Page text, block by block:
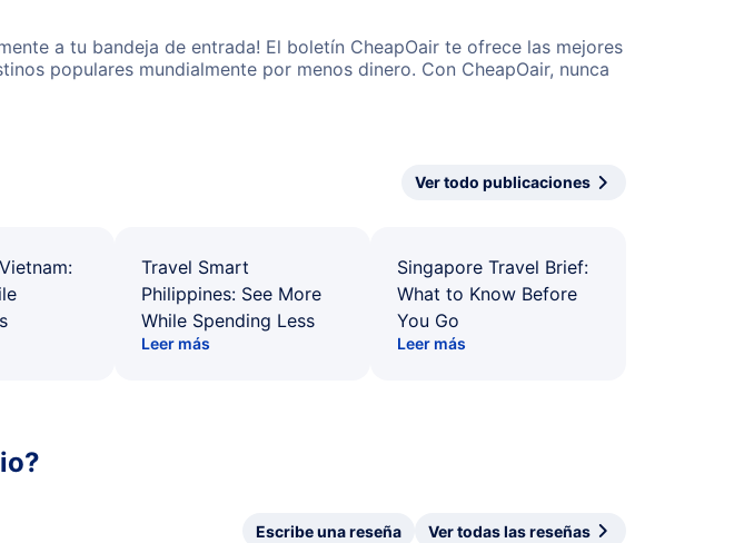
a tu bandeja de entrada! El boletín CheapOair te ofrece las mejores
populares mundialmente por menos dinero. Con CheapOair, nunca
Ver todo publicaciones
Travel Smart
Philippines: See More
While Spending Less
Leer más
Singapore Travel Brief:
What to Know Before
You Go
Leer más
Escribe una reseña Ver todas las reseñas